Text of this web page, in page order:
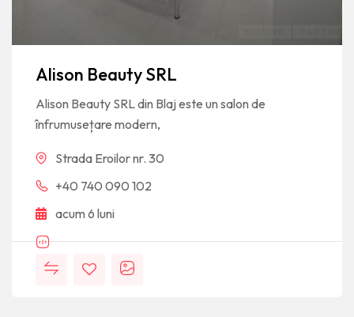
Alison Beauty SRL
Alison Beauty SRL din Blaj este un salon de
înfrumusețare modern,
Strada Eroilor nr. 30
+40 740 090 102
acum 6 luni